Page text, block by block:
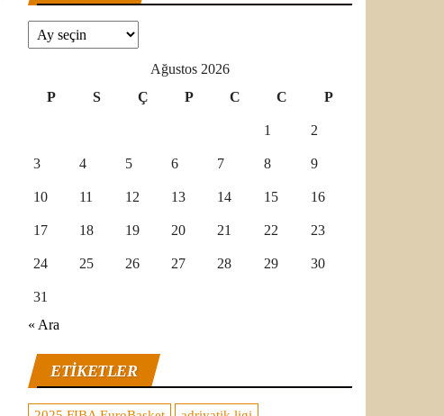
Arşivler
Ağustos 2026
P
S Ç P C C P
1 2
3 4 5 6 7 8 9
10 11 12 13 14 15 16
17 18 19 20 21 22 23
24 25 26 27 28 29 30
31
« Ara
ETIKETLER